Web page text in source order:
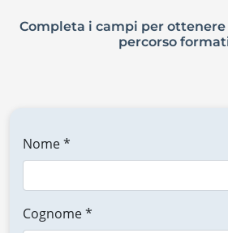
Completa i campi per
percorso
Nome *
Cognome *